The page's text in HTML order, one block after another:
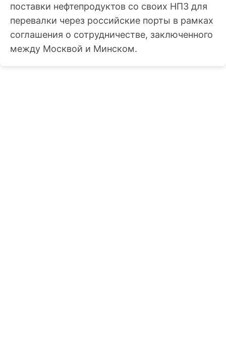
поставки нефтепродуктов со своих НПЗ для
перевалки через российские порты в рамках
соглашения о сотрудничестве, заключенного
между Москвой и Минском.